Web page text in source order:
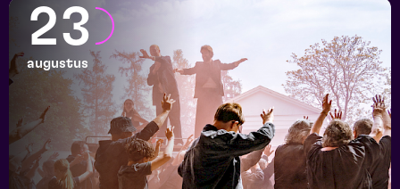
23
augustus